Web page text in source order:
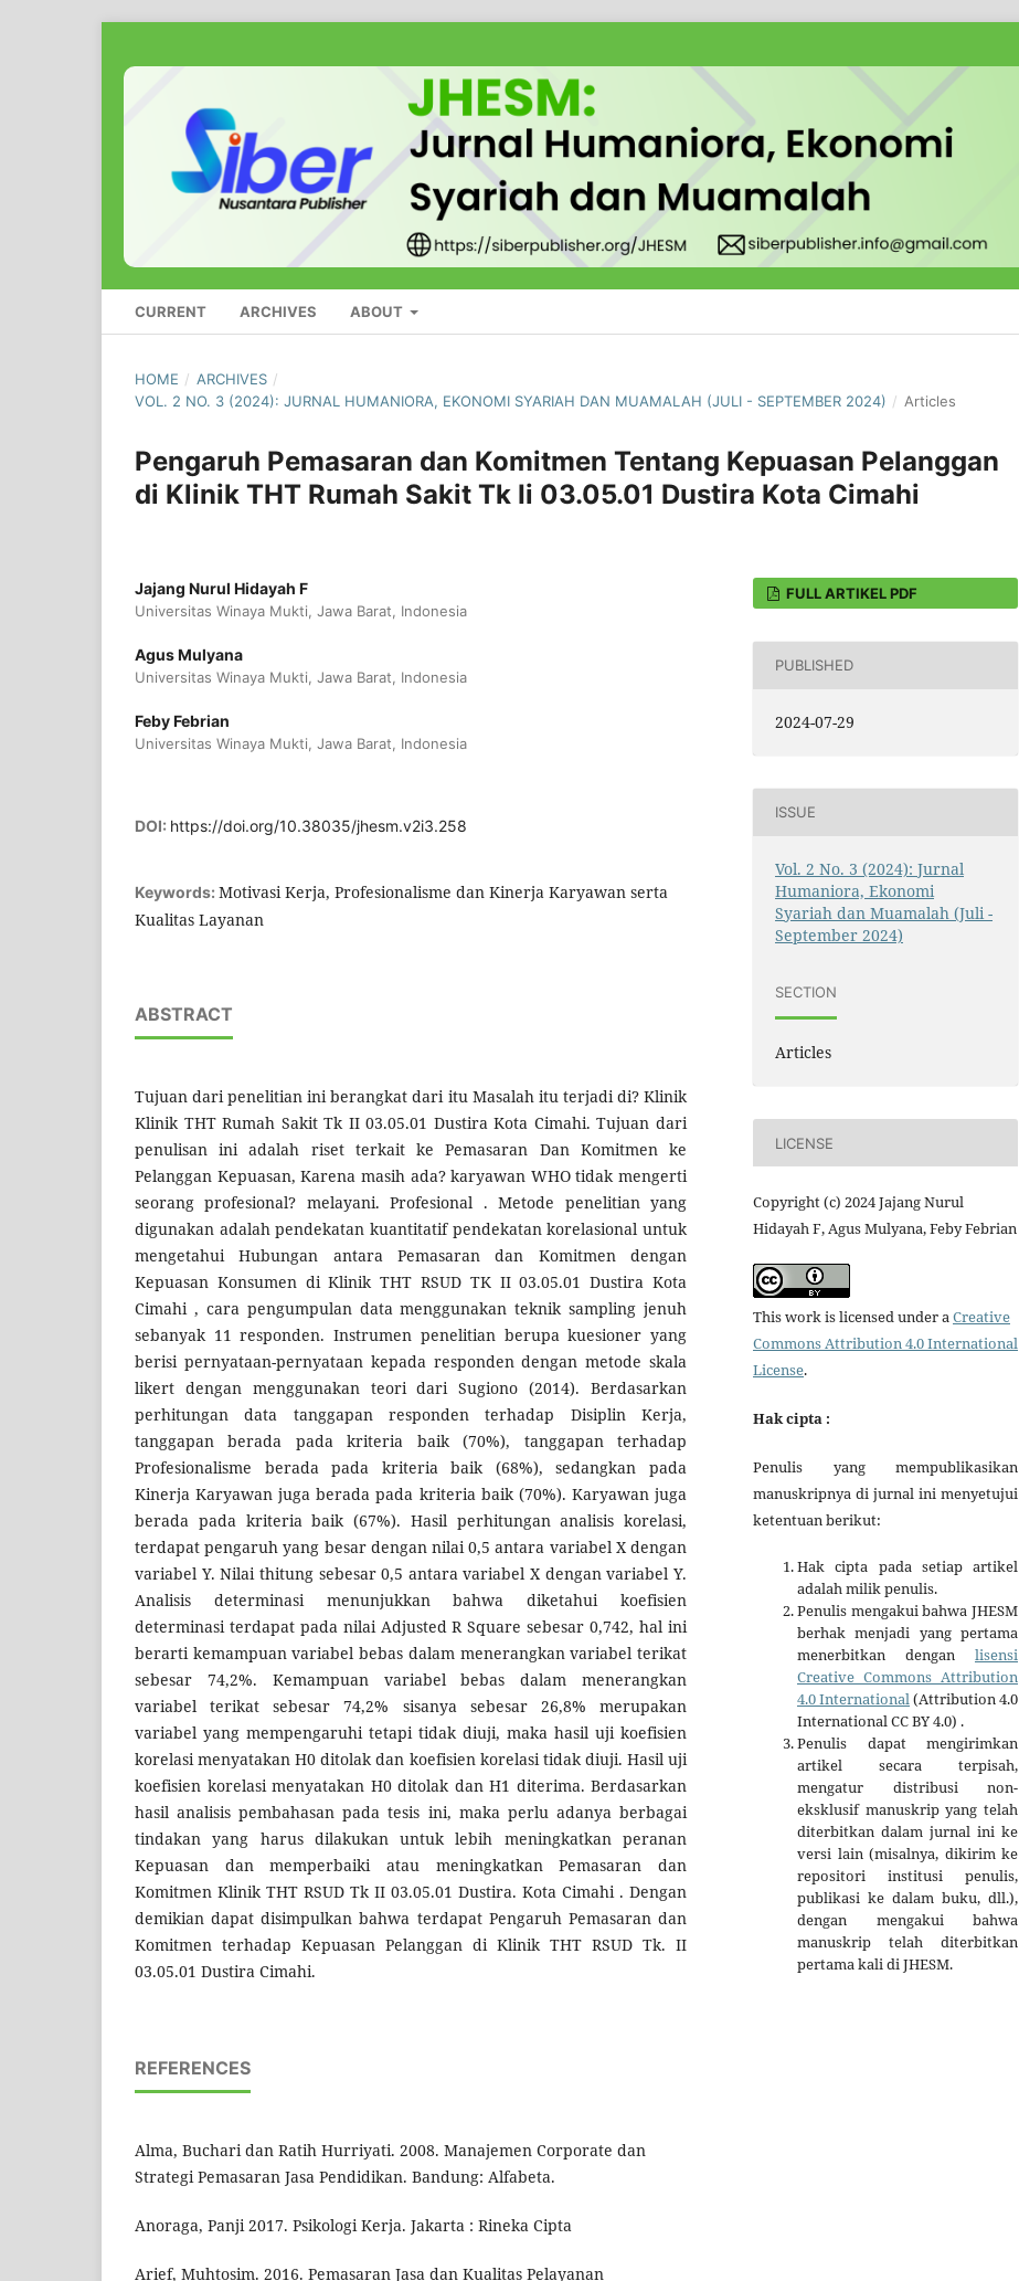
CURRENT ARCHIVES ABOUT
HOME / ARCHIVES /
VOL. 2 NO. 3 (2024): JURNAL HUMANIORA, EKONOMI SYARIAH DAN MUAMALAH (JULI - SEPTEMBER 2024) / Articles
Pengaruh Pemasaran dan Komitmen Tentang Kepuasan Pelanggan
di Klinik THT Rumah Sakit Tk Ii 03.05.01 Dustira Kota Cimahi
Jajang Nurul Hidayah F
Universitas Winaya Mukti, Jawa Barat, Indonesia
Agus Mulyana
Universitas Winaya Mukti, Jawa Barat, Indonesia
Feby Febrian
Universitas Winaya Mukti, Jawa Barat, Indonesia
DOI: https://doi.org/10.38035/jhesm.v2i3.258
Keywords: Motivasi Kerja, Profesionalisme dan Kinerja Karyawan serta
Kualitas Layanan
ABSTRACT
Tujuan dari penelitian ini berangkat dari itu Masalah itu terjadi di? Klinik
Klinik THT Rumah Sakit Tk II 03.05.01 Dustira Kota Cimahi. Tujuan dari
penulisan ini adalah riset terkait ke Pemasaran Dan Komitmen ke
Pelanggan Kepuasan, Karena masih ada? karyawan WHO tidak mengerti
seorang profesional? melayani. Profesional . Metode penelitian yang
digunakan adalah pendekatan kuantitatif pendekatan korelasional untuk
mengetahui Hubungan antara Pemasaran dan Komitmen dengan
Kepuasan Konsumen di Klinik THT RSUD TK II 03.05.01 Dustira Kota
Cimahi , cara pengumpulan data menggunakan teknik sampling jenuh
sebanyak 11 responden. Instrumen penelitian berupa kuesioner yang
berisi pernyataan-pernyataan kepada responden dengan metode skala
likert dengan menggunakan teori dari Sugiono (2014). Berdasarkan
perhitungan data tanggapan responden terhadap Disiplin Kerja,
tanggapan berada pada kriteria baik (70%), tanggapan terhadap
Profesionalisme berada pada kriteria baik (68%), sedangkan pada
Kinerja Karyawan juga berada pada kriteria baik (70%). Karyawan juga
berada pada kriteria baik (67%). Hasil perhitungan analisis korelasi,
terdapat pengaruh yang besar dengan nilai 0,5 antara variabel X dengan
variabel Y. Nilai thitung sebesar 0,5 antara variabel X dengan variabel Y.
Analisis determinasi menunjukkan bahwa diketahui koefisien
determinasi terdapat pada nilai Adjusted R Square sebesar 0,742, hal ini
berarti kemampuan variabel bebas dalam menerangkan variabel terikat
sebesar 74,2%. Kemampuan variabel bebas dalam menerangkan
variabel terikat sebesar 74,2% sisanya sebesar 26,8% merupakan
variabel yang mempengaruhi tetapi tidak diuji, maka hasil uji koefisien
korelasi menyatakan H0 ditolak dan koefisien korelasi tidak diuji. Hasil uji
koefisien korelasi menyatakan H0 ditolak dan H1 diterima. Berdasarkan
hasil analisis pembahasan pada tesis ini, maka perlu adanya berbagai
tindakan yang harus dilakukan untuk lebih meningkatkan peranan
Kepuasan dan memperbaiki atau meningkatkan Pemasaran dan
Komitmen Klinik THT RSUD Tk II 03.05.01 Dustira. Kota Cimahi . Dengan
demikian dapat disimpulkan bahwa terdapat Pengaruh Pemasaran dan
Komitmen terhadap Kepuasan Pelanggan di Klinik THT RSUD Tk. II
03.05.01 Dustira Cimahi.
REFERENCES
Alma, Buchari dan Ratih Hurriyati. 2008. Manajemen Corporate dan
Strategi Pemasaran Jasa Pendidikan. Bandung: Alfabeta.
Anoraga, Panji 2017. Psikologi Kerja. Jakarta : Rineka Cipta
Arief, Muhtosim. 2016. Pemasaran Jasa dan Kualitas Pelayanan
FULL ARTIKEL PDF
PUBLISHED
2024-07-29
ISSUE
Vol. 2 No. 3 (2024): Jurnal
Humaniora, Ekonomi
Syariah dan Muamalah (Juli -
September 2024)
SECTION
Articles
LICENSE
Copyright (c) 2024 Jajang Nurul
Hidayah F, Agus Mulyana, Feby Febrian
This work is licensed under aCreative
Commons Attribution 4.0 International
License.
Hak cipta :
Penulis yang mempublikasikan
manuskripnya di jurnal ini menyetujui
ketentuan berikut:
Hak cipta pada setiap artikel
adalah milik penulis.
Penulis mengakui bahwa JHESM
berhak menjadi yang pertama
menerbitkan dengan lisensi
Creative Commons Attribution
4.0 International(Attribution 4.0
International CC BY 4.0) .
Penulis dapat mengirimkan
artikel secara terpisah,
mengatur distribusi non-
eksklusif manuskrip yang telah
diterbitkan dalam jurnal ini ke
versi lain (misalnya, dikirim ke
repositori institusi penulis,
publikasi ke dalam buku, dll.),
dengan mengakui bahwa
manuskrip telah diterbitkan
pertama kali di JHESM.